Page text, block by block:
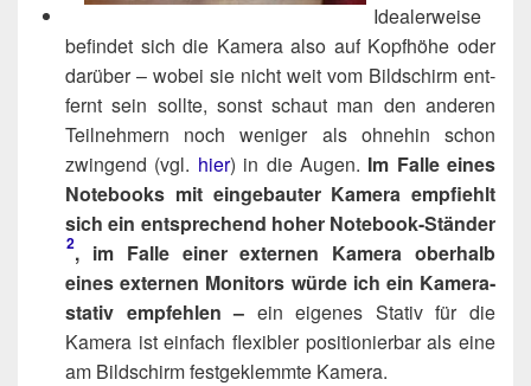
Idea­ler­wei­se
befin­det sich die Kame­ra also auf Kopf­hö­he oder
dar­über – wobei sie nicht weit vom Bild­schirm ent­
fernt sein soll­te, sonst schaut man den ande­ren
Teil­neh­mern noch weni­ger als ohne­hin schon
zwin­gend (vgl. hier) in die Augen. Im Fal­le eines
Note­books mit ein­ge­bau­ter Kame­ra emp­fiehlt
sich ein ent­spre­chend hoher Note­book-Stän­der​
2, im Fal­le einer exter­nen Kame­ra ober­halb
eines exter­nen Moni­tors wür­de ich ein Kame­ra­
sta­tiv emp­feh­len – ein eige­nes Sta­tiv für die
Kame­ra ist ein­fach fle­xi­bler posi­tio­nier­bar als eine
am Bild­schirm fest­ge­klemm­te Kamera.